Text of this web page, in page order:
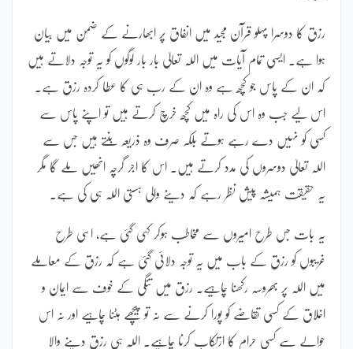
رزق کا دوسرا پہلو قرآن مجید میں انفاق پر ابھارنے کے ضمن میں بیان
ہوا ہے۔ ایسی تمام آیات میں اللہ تعالیٰ بار بار لوگوں کو یہ توجہ دلاتے ہیں
کہ ان کے پاس جو کچھ ہے وہ ان کے رب ہی کا عطا کردہ رزق ہے۔
اس لیے جب وہ اس کی راہ میں کچھ خرچ کرتے ہیں تو اپنے پاس سے
کسی کو نہیں دے رہے ہوتے بلکہ صرف وہ ذریعہ بنتے ہیں جس سے
اللہ تعالیٰ دوسروں کی مدد کرتے ہیں۔ اس کا اجر گرچہ انھیں ملے گا مگر
یہ حقیقت ہمیشہ پیش نظر رہے کہ دینے والی ہستی اللہ ہی کی ہے۔
یہ بات جس طرح امیروں سے مخاطب ہوکر کہی گئی ہے، اسی طرح
غریبوں کو رزق کے باب میں یہ توجہ دلائی گئی ہے کہ رزق کے معاملے
میں اللہ پر بھروسہ رکھنا چاہیے۔ رزق میں تنگی کے خوف سے ایمان و
اخلاق کے کسی تقاضے کو پورا کرنے سے نہ تو پیچھے ہٹنا چاہیے اور نہ اس
حوالے سے کسی حرام کا ارتکاب کرنا چاہیے۔ اللہ ہی رزق دینے والا